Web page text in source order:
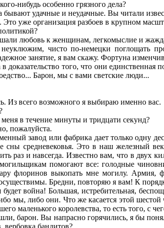
нибудь особенно грязного дела?
удачные и неудачные. Вы читали
уже организация разбоев в крупном
любовь к женщинам, легкомыслие и
неуклюжим, чисто по-немецки поглощать
занятие, я вам скажу. Фортуна
доказательство того, что они
Барон, мы с вами светские люди...
Из всего возможного я выбираю именно вас.
в течение минуты и тридцати секунд?
пожалуйста.
завод или фабрика дает только одну
сны средневековья. Это в наш железный
раз и навсегда. Известно вам, что в двух
помогают все: голодные
флоринов выкопать мне могилу. Армия,
Бредни, повторяю я вам! К
война! Большая, истребительная,
мы, либо они. Что же касается этой шестой
маленького королевства, то есть того, с
барон. Вы напрасно горячились, я бы
бандитов?